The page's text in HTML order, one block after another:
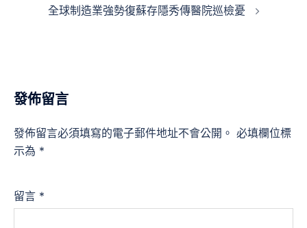
全球制造業強勢復蘇存隱秀傳醫院巡檢憂
發佈留言
發佈留言必須填寫的電子郵件地址不會公開。 必填欄位標
示為 *
留言 *